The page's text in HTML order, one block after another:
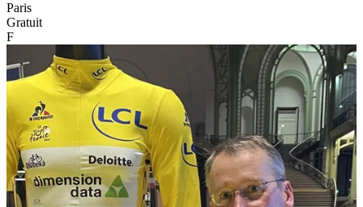
Paris
Gratuit
F